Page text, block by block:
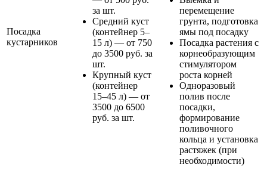
Посадка
кустарников
за шт.
Средний куст
(контейнер 5–
15 л) — от 750
до 3500 руб. за
шт.
Крупный куст
(контейнер
15–45 л) — от
3500 до 6500
руб. за шт.
перемещение
грунта, подготовка
ямы под посадку
Посадка растения с
корнеобразующим
стимулятором
роста корней
Одноразовый
полив после
посадки,
формирование
поливочного
кольца и установка
растяжек (при
необходимости)